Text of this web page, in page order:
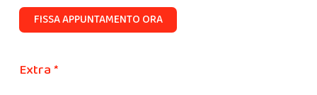
FISSA APPUNTAMENTO ORA
Extra *